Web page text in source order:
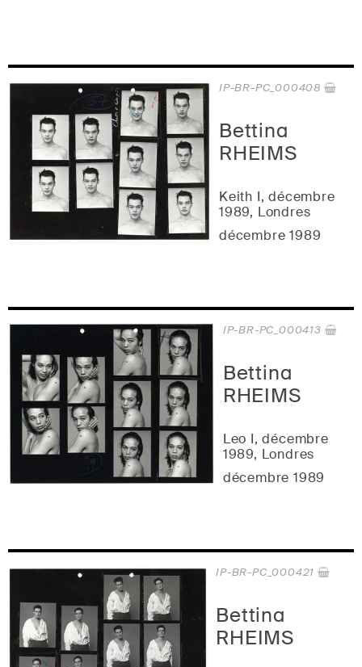
Bettina
RHEIMS
Keith I, décembre
1989, Londres
décembre 1989
IP-BR-PC_000408
Bettina
RHEIMS
Leo I, décembre
1989, Londres
décembre 1989
IP-BR-PC_000413
Bettina
RHEIMS
IP-BR-PC_000421